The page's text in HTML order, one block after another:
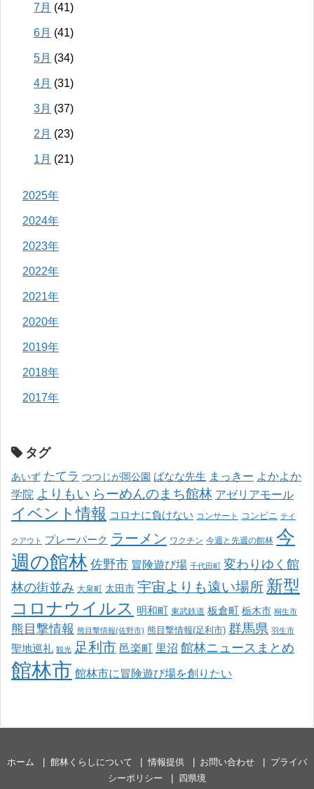
7月 (41)
6月 (41)
5月 (34)
4月 (31)
3月 (37)
2月 (23)
1月 (21)
2025年
2024年
2023年
2022年
2021年
2020年
2019年
2018年
2017年
タグ
あいず たてラ つつじが岡公園 ばなな先生 まっきー よかよか
学院 よりもい らーめんのまち館林 アゼリアモール
イベント情報 コロナに負けない コンサート コンビニ テイ
クアウト プレーパーク ラーメン ワクチン 今週と先週の館林 今
週の館林 佐野市 冒険遊び場 千代田町 変わりゆく館
林の街並み 大泉町 太田市 宇宙よりも遠い場所 新型
コロナウイルス 明和町 東武鉄道 板倉町 栃木市 桐生市
熊目撃情報 熊目撃情報(佐野市) 熊目撃情報(足利市) 群馬県 羽生市
聖地巡礼 観光 足利市 邑楽町 里沼 館林ニュースまとめ
館林市 館林市に冒険遊び場を創りたい
ホーム 館林くらしについて 情報提供 お問い合わせ
プライバ
シーポリシー
四県境